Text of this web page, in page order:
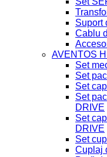
Suport
Cablu
AVENTOS
Set
Set
Set
Set
DRIVE
Set
DRIVE
Set
Cuplaj